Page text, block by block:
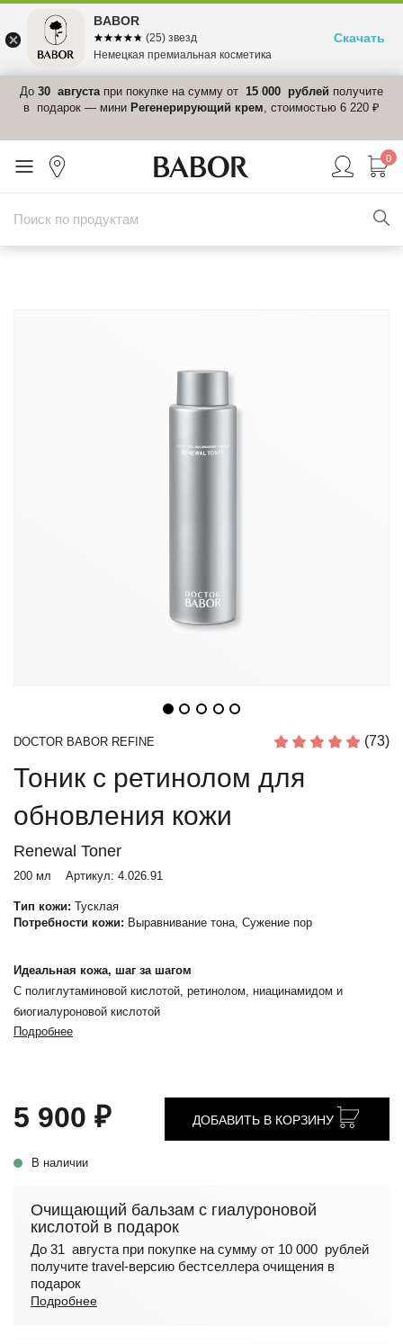
До 30 августапри покупке на сумму от 15 000 рублей получите
в подарок — мини Регенерирующий крем, стоимостью 6 220 ₽
0
DOCTOR BABOR REFINE (73)
Тоник с ретинолом для
обновления кожи
Renewal Toner
200 мл Артикул: 4.026.91
Тип кожи: Тусклая
Потребности кожи: Выравнивание тона, Сужение пор
Идеальная кожа, шаг за шагом
С полиглутаминовой кислотой, ретинолом, ниацинамидом и
биогиалуроновой кислотой
Подробнее
5 900 ₽
В наличии
ДОБАВИТЬ В КОРЗИНУ
Очищающий бальзам с гиалуроновой
кислотой в подарок
До 31 августа при покупке на сумму от 10 000 рублей
получите travel-версию бестселлера очищения в
подарок
Подробнее
BABOR
☆☆☆☆☆
★★★★★ (25) звезд
Немецкая премиальная косметика
Скачать